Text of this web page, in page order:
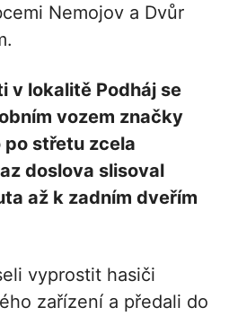
Nemojov a Dvůr
v lokalitě Podháj se
vozem značky
po střetu zcela
doslova slisoval
až k zadním dveřím
vyprostit hasiči
zařízení a předali do